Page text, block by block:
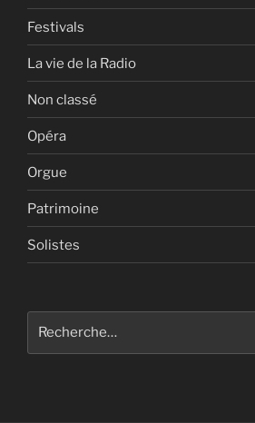
Festivals
La vie de la Radio
Non classé
Opéra
Orgue
Patrimoine
Solistes